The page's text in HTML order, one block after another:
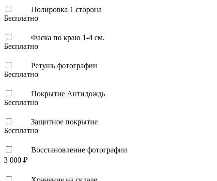
Полировка 1 сторона
Бесплатно
Фаска по краю 1-4 см.
Бесплатно
Ретушь фотографии
Бесплатно
Покрытие Антидождь
Бесплатно
Защитное покрытие
Бесплатно
Восстановление фотографии
3 000 ₽